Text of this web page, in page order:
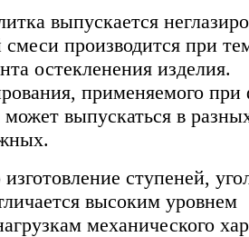
выпускается
производится при
остекленения изделия.
применяемого
выпускаться в
ступеней,
высоким уровнем
механического